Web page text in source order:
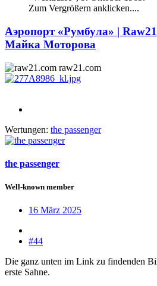
Zum Vergrößern anklicken....
Аэропорт «Румбула» |
Майка Моторова
raw21.com
Wertungen: the passenger
the passenger
Well-known member
16 März 2025
#44
Die ganz unten im Link zu findenden
erste Sahne.